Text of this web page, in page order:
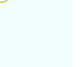
Las
del